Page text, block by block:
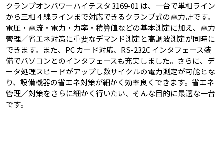
クランプオンパワーハイテスタ 3169-01 は、一台で単相ライン
から三相４線ラインまで対応できるクランプ式の電力計です。
電圧・電流・電力・力率・積算値などの基本測定に加え、電力
管理／省エネ対策に重要なデマンド測定と高調波測定が同時に
できます。また、PC カード対応、RS-232C インタフェース装
備でパソコンとのインタフェースも充実しました。さらに、デ
ータ処理スピードがアップし数サイクルの電力測定が可能とな
り、設備機器の省エネ対策が細かく効率良くできます。省エネ
管理／対策をさらに細かく行いたい、そんな目的に最適な一台
です。